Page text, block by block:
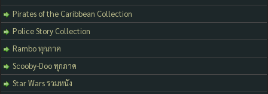
Pirates of the Caribbean Collection
Police Story Collection
Rambo ทุกภาค
Scooby-Doo ทุกภาค
Star Wars รวมหนัง